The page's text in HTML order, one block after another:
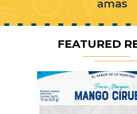
amas
FEATURED